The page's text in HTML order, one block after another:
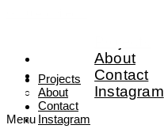
About
Contact
Instagram
Menu
Projects
About
Contact
Instagram